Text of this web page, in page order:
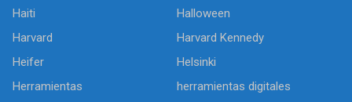
Haiti
Halloween
Harvard
Harvard Kennedy
Heifer
Helsinki
Herramientas
herramientas digitales